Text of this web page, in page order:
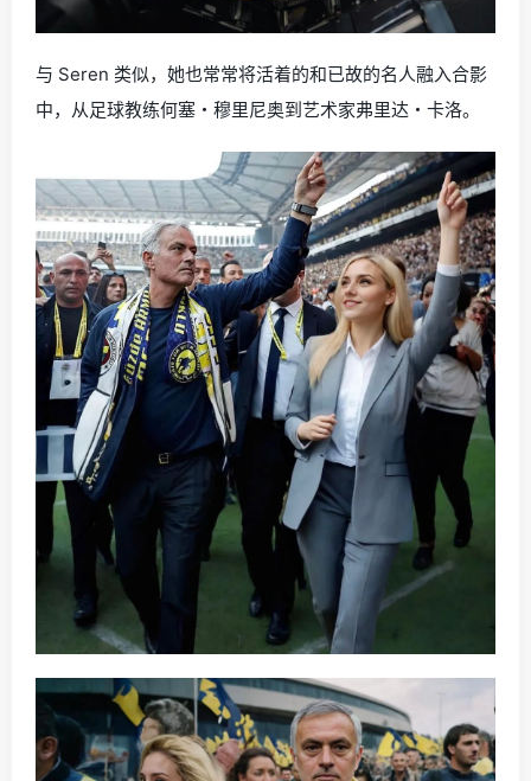
与 Seren 类似，她也常常将活着的和已故的名人融入合影
中，从足球教练何塞・穆里尼奥到艺术家弗里达・卡洛。